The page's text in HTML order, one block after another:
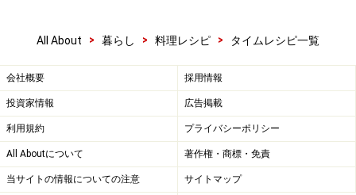
All About > 暮らし > 料理レシピ > タイムレシピ一覧
会社概要 採用情報
投資家情報 広告掲載
利用規約 プライバシーポリシー
All Aboutについて 著作権・商標・免責
当サイトの情報についての注意 サイトマップ